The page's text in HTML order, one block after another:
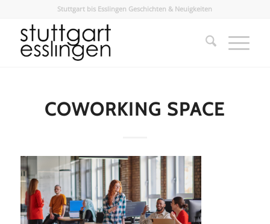
Stuttgart bis Esslingen Geschichten & Neuigkeiten
COWORKING SPACE